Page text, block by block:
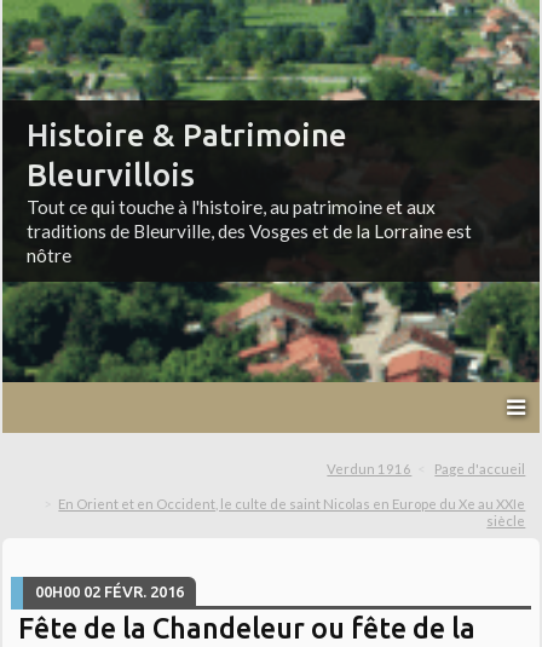
Histoire & Patrimoine
Bleurvillois
Tout ce qui touche à l'histoire, au patrimoine et aux
traditions de Bleurville, des Vosges et de la Lorraine est
nôtre
Verdun 1916 Page d'accueil
En Orient et en Occident, le culte de saint Nicolas en Europe du Xe au XXIe
siècle
00H00 02 FÉVR. 2016
Fête de la Chandeleur ou fête de la